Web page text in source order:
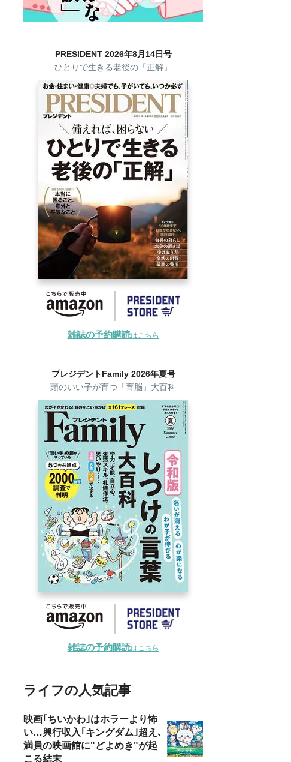
PRESIDENT 2026年8月14日号
ひとりで生きる老後の「正解」
雑誌の予約購読はこちら
プレジデントFamily 2026年夏号
頭のいい子が育つ「育脳」大百科
雑誌の予約購読はこちら
ライフの人気記事
映画｢ちいかわ｣はホラーより怖
い…興行収入｢キングダム｣超え､
満員の映画館に"どよめき"が起
こる結末